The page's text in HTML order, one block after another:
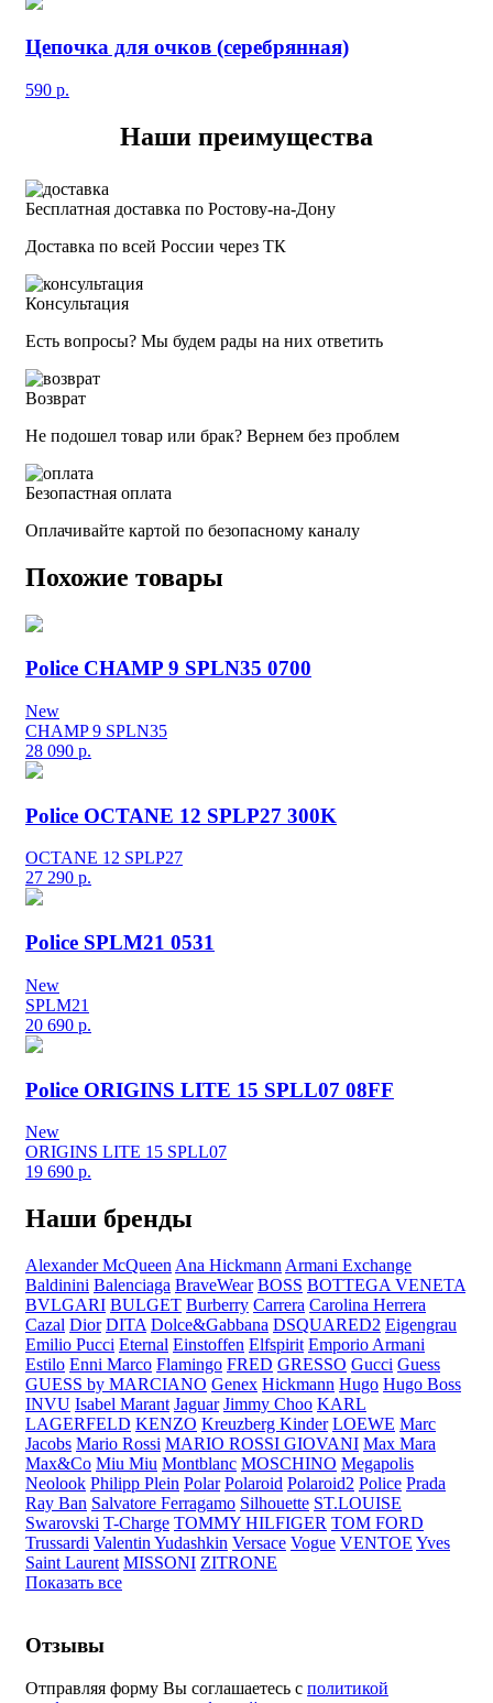
Цепочка для очков (серебрянная)
590 р.
Наши преимущества
Бесплатная доставка по Ростову-на-Дону
Доставка по всей России через ТК
Консультация
Есть вопросы? Мы будем рады на них ответить
Возврат
Не подошел товар или брак? Вернем без проблем
Безопастная оплата
Оплачивайте картой по безопасному каналу
Похожие товары
Police CHAMP 9 SPLN35 0700
New
CHAMP 9 SPLN35
28 090 р.
Police OCTANE 12 SPLP27 300K
OCTANE 12 SPLP27
27 290 р.
Police SPLM21 0531
New
SPLM21
20 690 р.
Police ORIGINS LITE 15 SPLL07 08FF
New
ORIGINS LITE 15 SPLL07
19 690 р.
Наши бренды
Alexander McQueen Ana Hickmann Armani Exchange
Baldinini Balenciaga BraveWear BOSS BOTTEGA VENETA
BVLGARI BULGET Burberry Carrera Carolina Herrera
Cazal Dior DITA Dolce&Gabbana DSQUARED2 Eigengrau
Emilio Pucci Eternal Einstoffen Elfspirit Emporio Armani
Estilo Enni Marco Flamingo FRED GRESSO Gucci Guess
GUESS by MARCIANO Genex Hickmann Hugo Hugo Boss
INVU Isabel Marant Jaguar Jimmy Choo KARL
LAGERFELD KENZO Kreuzberg Kinder LOEWE Marc
Jacobs Mario Rossi MARIO ROSSI GIOVANI Max Mara
Max&Co Miu Miu Montblanc MOSCHINO Megapolis
Neolook Philipp Plein Polar Polaroid Polaroid2 Police Prada
Ray Ban Salvatore Ferragamo Silhouette ST.LOUISE
Swarovski T-Charge TOMMY HILFIGER TOM FORD
Trussardi Valentin Yudashkin Versace Vogue VENTOE Yves
Saint Laurent MISSONI ZITRONE
Показать все
Отзывы
Отправляя форму Вы соглашаетесь с политикой